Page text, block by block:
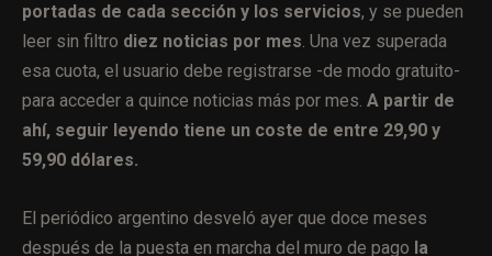
portadas de cada sección y los servicios, y se pueden
leer sin filtro diez noticias por mes. Una vez superada
esa cuota, el usuario debe registrarse -de modo gratuito-
para acceder a quince noticias más por mes. A partir de
ahí, seguir leyendo tiene un coste de entre 29,90 y
59,90 dólares.
El periódico argentino desveló ayer que doce meses
después de la puesta en marcha del muro de pago la